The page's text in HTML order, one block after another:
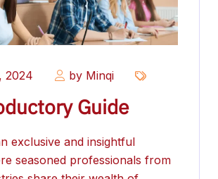
2024 by Minqi
Guide
exclusive and insightful
seasoned professionals from